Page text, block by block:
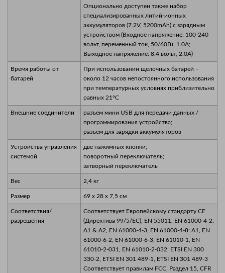
Опционально доступен также набор
специализированных литий-ионных
аккумуляторов (7.2V, 5200mAh) с зарядным
устройством (Входное напряжение: 100-240
вольт, переменный ток, 50/60Гц, 1.0A;
Выходное напряжение: 8.4 вольт, 2.0A)
Время работы от
батарей
При использовании щелочных батарей –
около 12 часов непостоянного использования
при температурных условиях приблизительно
равных 21ºC
Внешние соединители
разъем мини USB для передачи данных /
программирования устройства;
разъем для зарядки аккумуляторов
Устройства управления
системой
две нажимных кнопки;
поворотный переключатель;
затворный переключатель
Вес 2,4 кг
Размер 69 x 28 x 7,5 см
Соответствия/
разрешения
Соответствует Европейскому стандарту CE
(Директива 99/5/EC), EN 55011, EN 61000-4-2:
A1 & A2, EN 61000-4-3, EN 61000-4-8: A1, EN
61000-6-2, EN 61000-6-3, EN 61010-1, EN
61010-2-031, EN 61010-2-032, ETSI EN 300
330-2, ETSI EN 301 489-1, ETSI EN 301 489-3
Соответствует правилам FCC, Раздел 15, CFR